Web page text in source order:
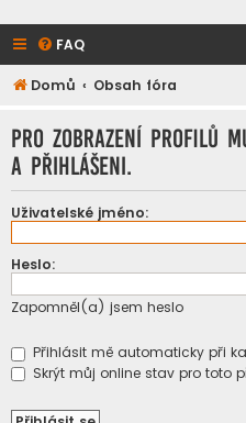
FAQ
Domů Obsah fóra
Pro zobrazení profilů
a přihlášeni.
Uživatelské jméno:
Heslo:
Zapomněl(a) jsem heslo
Přihlásit mě automaticky při
Skrýt můj online stav pro toto